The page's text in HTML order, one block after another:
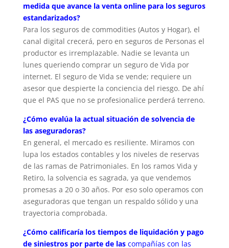
medida que avance la venta online para los seguros
estandarizados?
Para los seguros de commodities (Autos y Hogar), el
canal digital crecerá, pero en seguros de Personas el
productor es irremplazable. Nadie se levanta un
lunes queriendo comprar un seguro de Vida por
internet. El seguro de Vida se vende; requiere un
asesor que despierte la conciencia del riesgo. De ahí
que el PAS que no se profesionalice perderá terreno.
¿Cómo evalúa la actual situación de solvencia de
las aseguradoras?
En general, el mercado es resiliente. Miramos con
lupa los estados contables y los niveles de reservas
de las ramas de Patrimoniales. En los ramos Vida y
Retiro, la solvencia es sagrada, ya que vendemos
promesas a 20 o 30 años. Por eso solo operamos con
aseguradoras que tengan un respaldo sólido y una
trayectoria comprobada.
¿Cómo calificaría los tiempos de liquidación y pago
de siniestros por parte de lascompañías con las